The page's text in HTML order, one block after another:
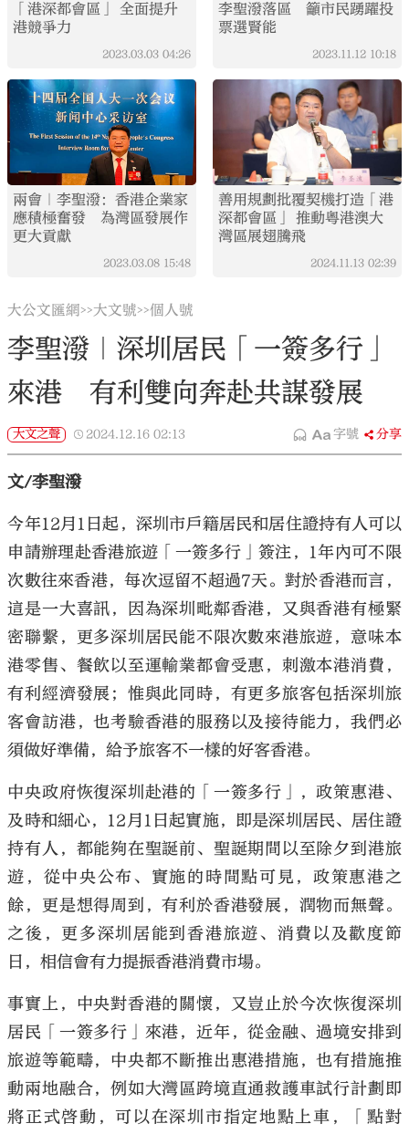
「港深都會區」 全面提升
港競爭力
2023.03.03 04:26
李聖潑落區 籲市民踴躍投
票選賢能
2023.11.12 10:18
兩會｜李聖潑：香港企業家
應積極奮發 為灣區發展作
更大貢獻
2023.03.08 15:48
善用規劃批覆契機打造「港
深都會區」 推動粵港澳大
灣區展翅騰飛
2024.11.13 02:39
大公文匯網>>大文號>>個人號
李聖潑｜深圳居民「一簽多行」
來港 有利雙向奔赴共謀發展
大文之聲 2024.12.16 02:13 字號 分享
文/李聖潑
今年12月1日起，深圳市戶籍居民和居住證持有人可以
申請辦理赴香港旅遊「一簽多行」簽注，1年內可不限
次數往來香港，每次逗留不超過7天。對於香港而言，
這是一大喜訊，因為深圳毗鄰香港，又與香港有極緊
密聯繫，更多深圳居民能不限次數來港旅遊，意味本
港零售、餐飲以至運輸業都會受惠，刺激本港消費，
有利經濟發展；惟與此同時，有更多旅客包括深圳旅
客會訪港，也考驗香港的服務以及接待能力，我們必
須做好準備，給予旅客不一樣的好客香港。
中央政府恢復深圳赴港的「一簽多行」，政策惠港、
及時和細心，12月1日起實施，即是深圳居民、居住證
持有人，都能夠在聖誕前、聖誕期間以至除夕到港旅
遊，從中央公布、實施的時間點可見，政策惠港之
餘，更是想得周到，有利於香港發展，潤物而無聲。
之後，更多深圳居能到香港旅遊、消費以及歡度節
日，相信會有力提振香港消費市場。
事實上，中央對香港的關懷，又豈止於今次恢復深圳
居民「一簽多行」來港，近年，從金融、過境安排到
旅遊等範疇，中央都不斷推出惠港措施，也有措施推
動兩地融合，例如大灣區跨境直通救護車試行計劃即
將正式啓動，可以在深圳市指定地點上車，「點對